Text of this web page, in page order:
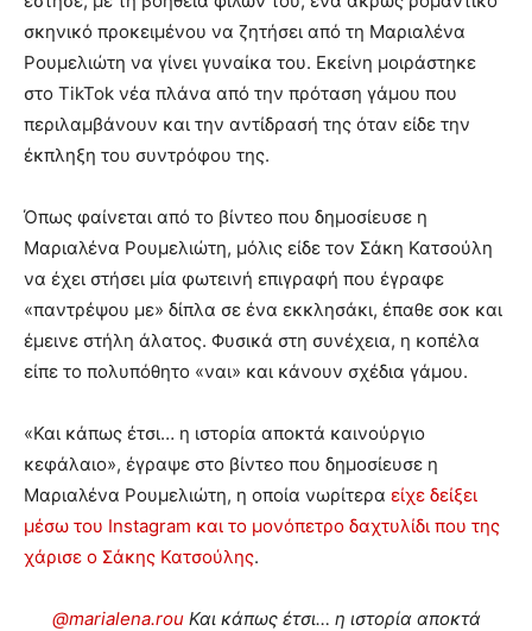
σκηνικό προκειμένου να ζητήσει από τη Μαριαλένα
Ρουμελιώτη να γίνει γυναίκα του. Εκείνη μοιράστηκε
στο TikTok νέα πλάνα από την πρόταση γάμου που
περιλαμβάνουν και την αντίδρασή της όταν είδε την
έκπληξη του συντρόφου της.
Όπως φαίνεται από το βίντεο που δημοσίευσε η
Μαριαλένα Ρουμελιώτη, μόλις είδε τον Σάκη Κατσούλη
να έχει στήσει μία φωτεινή επιγραφή που έγραφε
«παντρέψου με» δίπλα σε ένα εκκλησάκι, έπαθε σοκ και
έμεινε στήλη άλατος. Φυσικά στη συνέχεια, η κοπέλα
είπε το πολυπόθητο «ναι» και κάνουν σχέδια γάμου.
«Και κάπως έτσι… η ιστορία αποκτά καινούργιο
κεφάλαιο», έγραψε στο βίντεο που δημοσίευσε η
Μαριαλένα Ρουμελιώτη, η οποία νωρίτερα είχε δείξει
μέσω του Instagram και το μονόπετρο δαχτυλίδι που της
χάρισε ο Σάκης Κατσούλης.
@marialena.rouΚαι κάπως έτσι… η ιστορία αποκτά